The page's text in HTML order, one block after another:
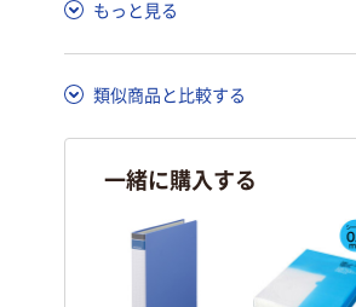
もっと見る
類似商品と比較する
一緒に購入する